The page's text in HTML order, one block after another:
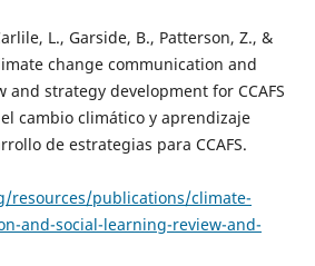
L., Garside, B., Patterson, Z., &
change communication and
and strategy development for CCAFS
cambio climático y aprendizaje
de estrategias para CCAFS.
resources/publications/climate-
and-social-learning-review-and-